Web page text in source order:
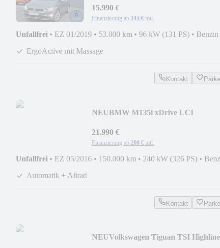
15.990 €
Finanzierung ab 145 € mtl.
Unfallfrei • EZ 01/2019 • 53.000 km • 96 kW (131 PS) • Benzin
ErgoActive mit Massage
Kontakt
NEUBMW M135i xDrive LCI
21.990 €
Finanzierung ab 200 € mtl.
Unfallfrei • EZ 05/2016 • 150.000 km • 240 kW (326 PS) •
Automatik + Allrad
Kontakt
NEUVolkswagen Tiguan TSI Highline